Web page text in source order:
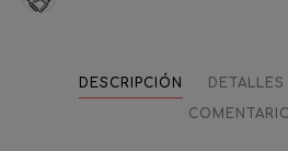
DESCRIPCIÓN